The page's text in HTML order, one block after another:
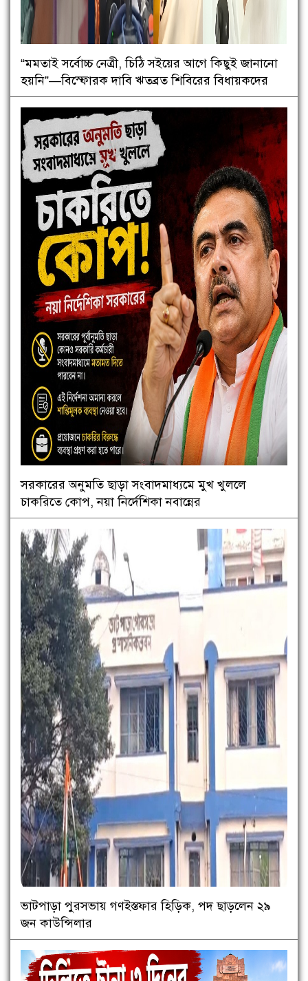
“মমতাই সর্বোচ্চ নেত্রী, চিঠি সইয়ের আগে কিছুই জানানো
হয়নি”—বিস্ফোরক দাবি ঋতব্রত শিবিরের বিধায়কদের
সরকারের অনুমতি ছাড়া সংবাদমাধ্যমে মুখ খুললে
চাকরিতে কোপ, নয়া নির্দেশিকা নবান্নের
ভাটপাড়া পুরসভায় গণইস্তফার হিড়িক, পদ ছাড়লেন ২৯
জন কাউন্সিলার